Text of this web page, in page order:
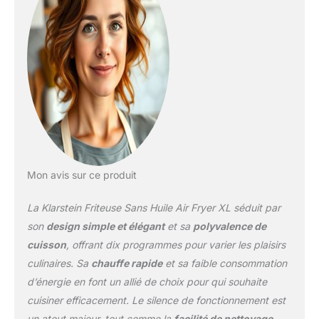
avec un fonctionnement
simple. Utilisez l'écran
tactile pour sélectionner
5 fonctions de cuisson
prédéfinies et
commencez à cuisiner
rapidement. DES
FRITURES, GRILLADES
ET PLUS ENCORE : La
friteuse electrique sans
huile vous donne le
programmes de cuisson
plus saines, à votre
convenance. DES
ALIMENTS POUR TOUTE
LA FAMILLE : Que vous
Mon avis sur ce produit
La Klarstein Friteuse Sans Huile Air Fryer XL séduit par
son design simple et élégantet sa polyvalence de
cuisson, offrant dix programmes pour varier les plaisirs
culinaires. Sa chauffe rapideet sa faible consommation
d’énergie en font un allié de choix pour qui souhaite
cuisiner efficacement. Le silence de fonctionnement est